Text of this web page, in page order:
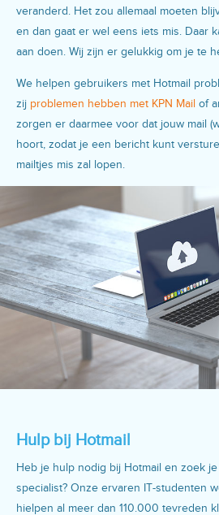
veranderd. Het zou allemaal moeten
en dan gaat er wel eens iets mis. Daar
aan doen. Wij zijn er gelukkig om je te
We helpen gebruikers met Hotmail
zij problemen hebben met KPN Mail of
zorgen er daarmee voor dat jouw mail
hoort, zodat je een bericht kunt
mailtjes mis zal lopen.
Hulp bij Hotmail
Heb je hulp nodig bij Hotmail en zoek
specialist? Onze ervaren IT-studenten
hielpen al meer dan 110.000 tevreden